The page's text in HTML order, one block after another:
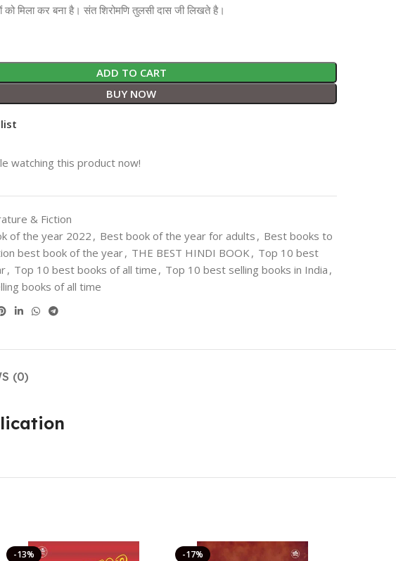
को मिला कर बना है। संत शिरोमणि तुलसी दास जी लिखते है।
ADD TO CART
BUY NOW
watching this product now!
& Fiction
of the year 2022, Best book of the year for adults , Best books to
best book of the year, THE BEST HINDI BOOK, Top 10 best
, Top 10 best books of all time , Top 10 best selling books in India ,
books of all time
(0)
-13% -17%